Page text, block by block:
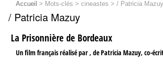
Accueil > Mots-clés > cineastes > / Patricia Mazuy
/ Patricia Mazuy
La Prisonnière de Bordeaux
Un film français réalisé par , de Patricia Mazuy, co-